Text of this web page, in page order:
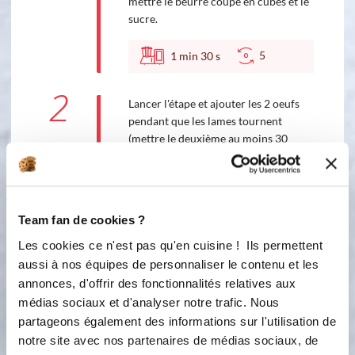
Team fan de cookies ?
Les cookies ce n'est pas qu'en cuisine ! Ils permettent
aussi à nos équipes de personnaliser le contenu et les
annonces, d'offrir des fonctionnalités relatives aux
médias sociaux et d'analyser notre trafic. Nous
partageons également des informations sur l'utilisation de
notre site avec nos partenaires de médias sociaux, de
sucre.
1 min 30s 5
2
Lancer l'étape et ajouter les 2 oeufs
pendant que les lames tournent
(mettre le deuxième au moins 30
secondes avant la fin de l'étape).
3
Ajouter tous les ingrédients. Cette
recette permet d'utiliser la pulpe de
citron qu'il reste après avoir filtré la
remplacer par le jus de 3 citrons et le
zeste d'un citron.